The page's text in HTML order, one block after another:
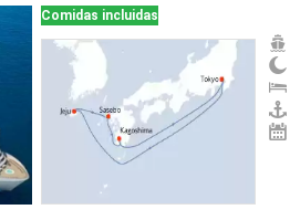
Comidas incluidas